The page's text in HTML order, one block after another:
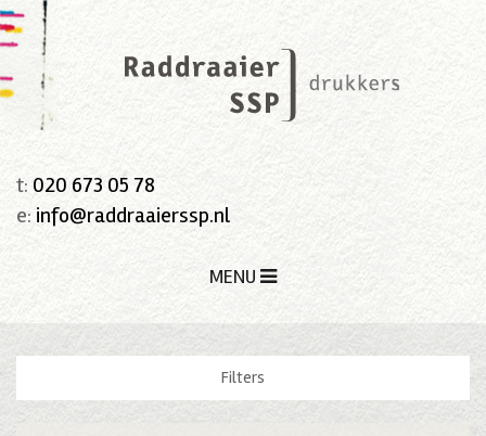
t: 020 673 05 78
e: info@raddraaierssp.nl
MENU
Filters